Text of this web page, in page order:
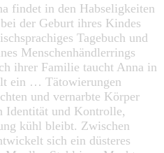
findet in den Habseligkeiten
der Geburt ihres Kindes
Tagebuch und
Menschenhändlerrings
ihrer Familie taucht Anna in
ein … Tätowierungen
und vernarbte Körper
Identität und Kontrolle,
kühl bleibt. Zwischen
sich ein düsteres